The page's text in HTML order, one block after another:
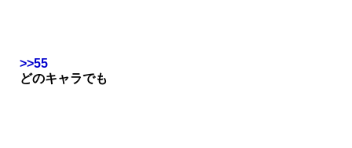
>>55
どのキャラでも